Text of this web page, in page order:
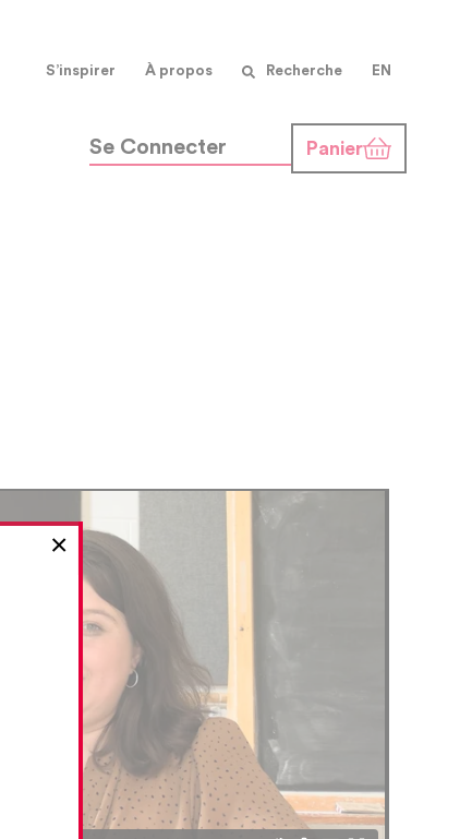
×
S’inspirer À propos Recherche EN
Se Connecter Panier